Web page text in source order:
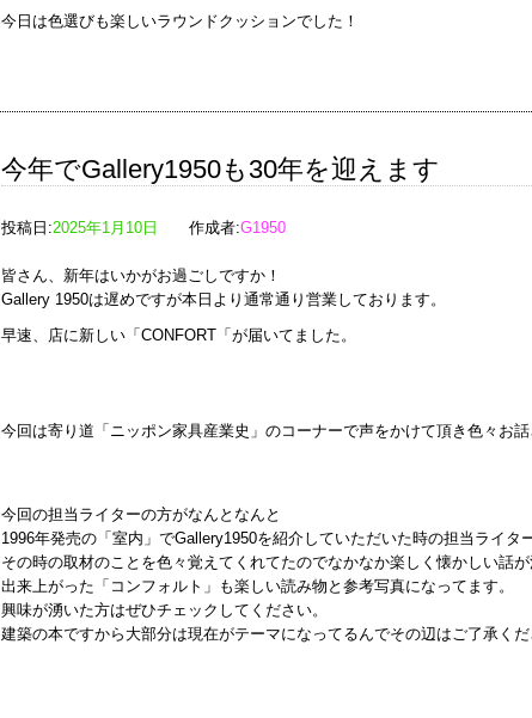
今日は色選びも楽しいラウンドクッションでした！
今年でGallery1950も30年を迎えます
投稿日:2025年1月10日 作成者:G1950
皆さん、新年はいかがお過ごしですか！
Gallery 1950は遅めですが本日より通常通り営業しております。
早速、店に新しい「CONFORT「が届いてました。
今回は寄り道「ニッポン家具産業史」のコーナーで声をかけて頂き色々お話
今回の担当ライターの方がなんとなんと
1996年発売の「室内」でGallery1950を紹介していただいた時の担当ライタ
その時の取材のことを色々覚えてくれてたのでなかなか楽しく懐かしい話が
出来上がった「コンフォルト」も楽しい読み物と参考写真になってます。
興味が湧いた方はぜひチェックしてください。
建築の本ですから大部分は現在がテーマになってるんでその辺はご了承くだ